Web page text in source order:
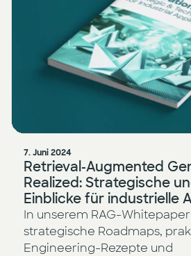
7. Juni 2024
Retrieval-Augmented
Realized: Strategische
Einblicke für industrielle
In unserem RAG-
strategische Roadmaps,
Engineering-Rezepte und